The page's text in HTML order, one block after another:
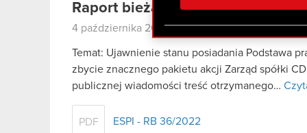
otrzymanymi od Ciebie
zgadasz się na używanie
Raport bieżący nr 36/2022
4 października 2022
Temat: Ujawnienie stanu posiadania Podstawa
zbycie znacznego pakietu akcji Zarząd spółki
publicznej wiadomości treść otrzymanego…
PDF ESPI - RB 36/2022